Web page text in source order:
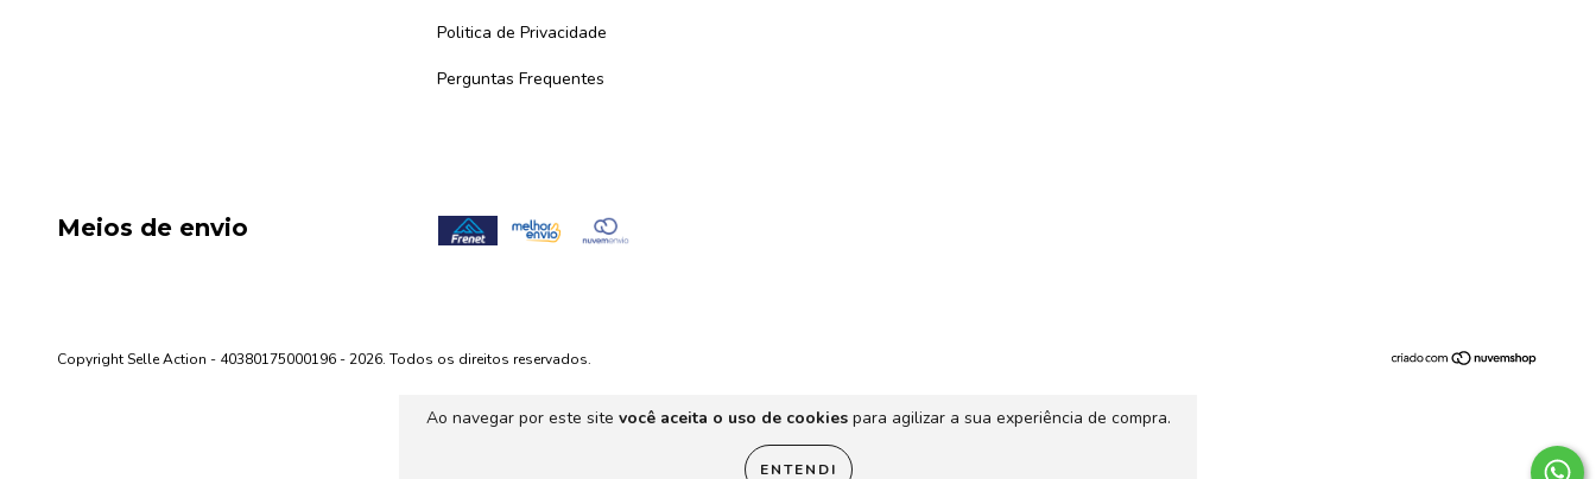
Ao navegar por este site você aceita o uso de cookiespara agilizar a sua experiência de compra.
ENTENDI
Politica de Privacidade
Perguntas Frequentes
Meios de envio
Copyright Selle Action - 40380175000196 - 2026. Todos os direitos reservados.